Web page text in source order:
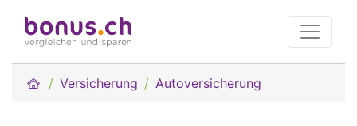
Versicherung Autoversicherung